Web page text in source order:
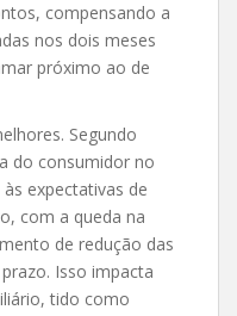
compensando a
nos dois meses
próximo ao de
Segundo
do consumidor no
expectativas de
com a queda na
de redução das
Isso impacta
tido como